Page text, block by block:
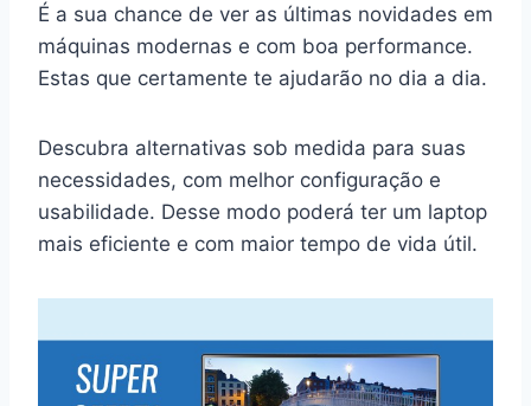
É a sua chance de ver as últimas novidades em
máquinas modernas e com boa performance.
Estas que certamente te ajudarão no dia a dia.
Descubra alternativas sob medida para suas
necessidades, com melhor configuração e
usabilidade. Desse modo poderá ter um laptop
mais eficiente e com maior tempo de vida útil.